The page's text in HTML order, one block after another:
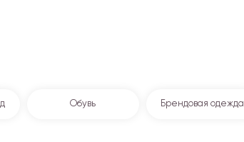
Обувь Брендовая одежда